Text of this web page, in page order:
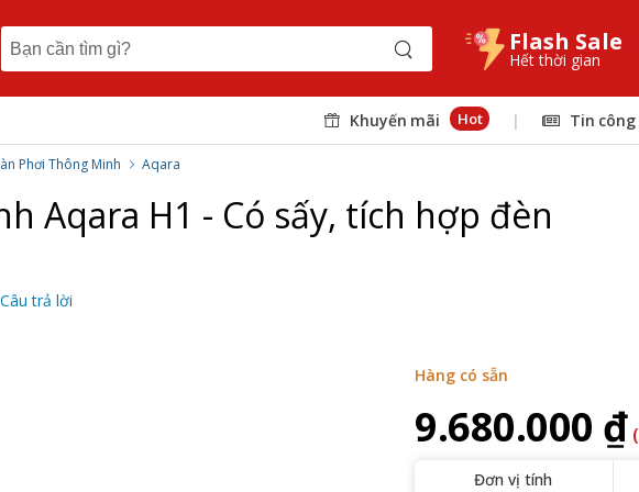
Flash Sale
Hết thời gian
Khuyến mãi Hot | Tin
Phơi Thông Minh Aqara
Aqara H1 - Có sấy, tích hợp đèn
trả lời
Hàng có sẵn
9.680.000 ₫
Đơn vị tính